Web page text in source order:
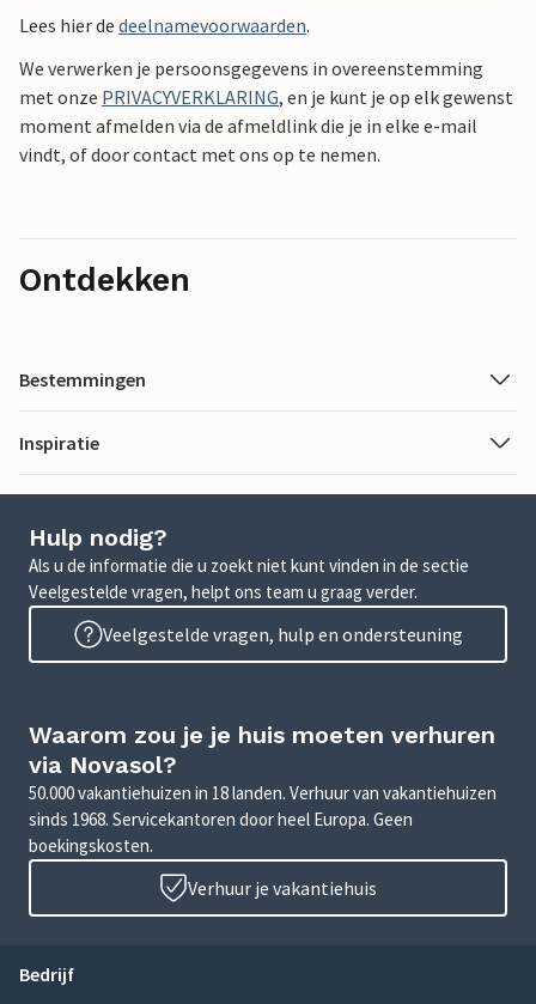
Lees hier de deelnamevoorwaarden.
We verwerken je persoonsgegevens in overeenstemming
met onze PRIVACYVERKLARING, en je kunt je op elk gewenst
moment afmelden via de afmeldlink die je in elke e-mail
vindt, of door contact met ons op te nemen.
Ontdekken
Bestemmingen
Inspiratie
Hulp nodig?
Als u de informatie die u zoekt niet kunt vinden in de sectie
Veelgestelde vragen, helpt ons team u graag verder.
Veelgestelde vragen, hulp en ondersteuning
Waarom zou je je huis moeten verhuren
via Novasol?
50.000 vakantiehuizen in 18 landen. Verhuur van vakantiehuizen
sinds 1968. Servicekantoren door heel Europa. Geen
boekingskosten.
Verhuur je vakantiehuis
Bedrijf